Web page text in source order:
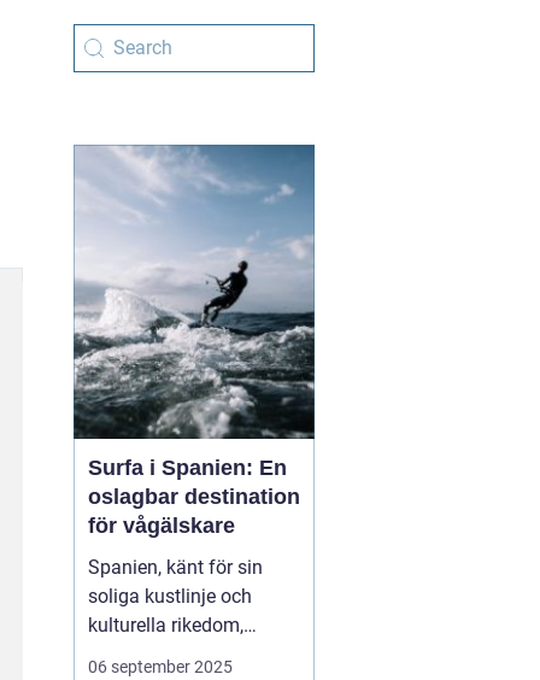
Surfa i Spanien: En
oslagbar destination
för vågälskare
Spanien, känt för sin
soliga kustlinje och
kulturella rikedom,
erbjuder också
06 september 2025